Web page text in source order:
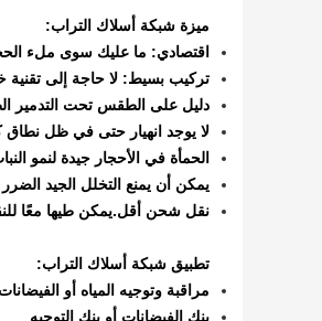
ميزة شبكة أسلاك التراب:
اقتصادي: ما عليك سوى ملء
تركيب بسيط: لا حاجة إلى تقنية
دليل على الطقس تحت التدمير
لا يوجد انهيار حتى في ظل نطاق
الحمأة في الأحجار جيدة لنمو
يمكن أن يمنع التخلل الجيد
نقل شحن أقل.يمكن طيها معًا
تطبيق شبكة أسلاك التراب:
مراقبة وتوجيه المياه أو الفيضانات
بنك الفيضانات أو بنك التوجيه